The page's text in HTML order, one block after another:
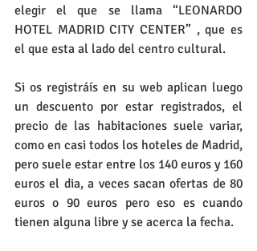
elegir el que se llama “LEONARDO
HOTEL MADRID CITY CENTER” , que es
el que esta al lado del centro cultural.
Si os registráís en su web aplican luego
un descuento por estar registrados, el
precio de las habitaciones suele variar,
como en casi todos los hoteles de Madrid,
pero suele estar entre los 140 euros y 160
euros el dia, a veces sacan ofertas de 80
euros o 90 euros pero eso es cuando
tienen alguna libre y se acerca la fecha.